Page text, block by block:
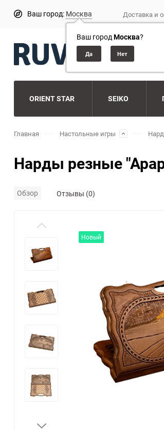
Ваш город: Москва
Ваш городМосква?
Доставка и
ORIENT STAR SEIKO
Главная Настольные игры
Нарды резные
Обзор Отзывы (0)
Новый